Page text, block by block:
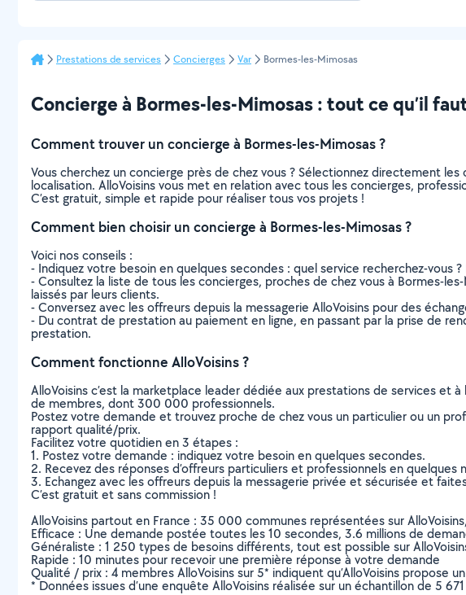
Prestations de services Concierges Var Bormes-les-Mimosas
Concierge à Bormes-les-Mimosas : tout ce qu’il
Comment trouver un concierge à Bormes-les-Mimosas ?
Vous cherchez un concierge près de chez vous ? Sélectionnez directement
localisation. AlloVoisins vous met en relation avec tous les concierges,
C’est gratuit, simple et rapide pour réaliser tous vos projets !
Comment bien choisir un concierge à Bormes-les-Mimosas ?
Voici nos conseils :
- Indiquez votre besoin en quelques secondes : quel service recherchez-
- Consultez la liste de tous les concierges, proches de chez vous à Bormes-
laissés par leurs clients.
- Conversez avec les offreurs depuis la messagerie AlloVoisins pour des
- Du contrat de prestation au paiement en ligne, en passant par la prise de
prestation.
Comment fonctionne AlloVoisins ?
AlloVoisins c’est la marketplace leader dédiée aux prestations de services et
de membres, dont 300 000 professionnels.
Postez votre demande et trouvez proche de chez vous un particulier ou un
rapport qualité/prix.
Facilitez votre quotidien en 3 étapes :
1. Postez votre demande : indiquez votre besoin en quelques secondes.
2. Recevez des réponses d’offreurs particuliers et professionnels en quelques
3. Echangez avec les offreurs depuis la messagerie privée et sécurisée et
C’est gratuit et sans commission !
AlloVoisins partout en France : 35 000 communes représentées sur
Efficace : Une demande postée toutes les 10 secondes, 3.6 millions de
Généraliste : 1 250 types de besoins différents, tout est possible sur
Rapide : 10 minutes pour recevoir une première réponse à votre demande
Qualité / prix : 4 membres AlloVoisins sur 5* indiquent qu’AlloVoisins propose
* Données issues d’une enquête AlloVoisins réalisée sur un échantillon de 5